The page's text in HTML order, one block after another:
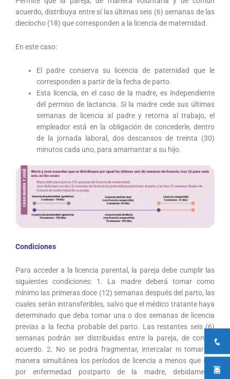
acuerdo, distribuya entre sí las últimas seis (6) semanas de las
dieciocho (18) que corresponden a la licencia de maternidad.
En este caso:
El padre conserva su licencia de paternidad que le
corresponden a partir de la fecha de parto.
Esta licencia, en el caso de la madre, es independiente
del permiso de lactancia. Si la madre cede sus últimas
semanas de licencia al padre y retorna al trabajo, el
empleador está en la obligación de concederle, dentro
de la jornada laboral, dos descansos de treinta (30)
minutos cada uno, para amamantar a su hijo.
Condiciones
Para acceder a la licencia parental, la pareja debe cumplir las
siguientes condiciones: 1. La madre deberá tomar como
mínimo las primeras doce (12) semanas después del parto, las
cuales serán intransferibles, salvo que el médico tratante haya
determinado que deba tomar una o dos semanas de licencia
previas a la fecha probable del parto. Las restantes seis (6)
semanas podrán ser distribuidas entre la pareja, de común
acuerdo. 2. No se podrá fragmentar, intercalar ni tomar de
manera simultánea los períodos de licencia a menos que sea
por enfermedad postparto de la madre, debidamente